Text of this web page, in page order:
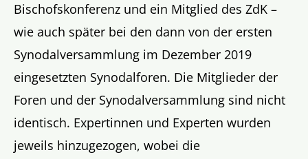
Bischofskonferenz und ein Mitglied des ZdK –
wie auch später bei den dann von der ersten
Synodalversammlung im Dezember 2019
eingesetzten Synodalforen. Die Mitglieder der
Foren und der Synodalversammlung sind nicht
identisch. Expertinnen und Experten wurden
jeweils hinzugezogen, wobei die